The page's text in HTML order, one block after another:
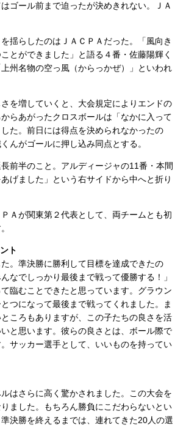
ゴール前まで迫ったが決めきれない。ＪＡ
揺らしたのはＪＡＣＰＡだった。「風向き
とができました」と語る４番・佐藤陽輝く
州名物の空っ風（からっかぜ）」といわれ
を増していくと、大会規定によりエンドの
らあがったクロスボールは「なかに入って
た。前日には得点を決められなかったの
んがゴールに押し込み同点とする。
前半のこと。アルディージャの11番・本間
げました」という右サイドから中へと折り
Ａが関東第２代表として、両チームとも初
ト
。準決勝に勝利して目標を達成できたの
なでしっかり最後まで戦って優勝する！」
臨むことできたと思っています。グラウン
つになって最後まで戦ってくれました。ま
ころもありますが、この子たちの良さを活
と思います。彼らの良さとは、ボール際で
サッカー選手として、いいものを持ってい
はさらに高く驚かされました。この大会を
ました。もちろん勝負にこだわらないとい
決勝を終えるまでは、連れてきた20人の選